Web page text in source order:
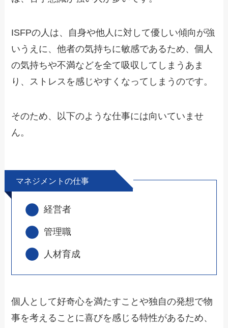
ISFPの人は、自身や他人に対して優しい傾向が強
いうえに、他者の気持ちに敏感であるため、個人
の気持ちや不満などを全て吸収してしまうあま
り、ストレスを感じやすくなってしまうのです。
そのため、以下のような仕事には向いていませ
ん。
マネジメントの仕事
経営者
管理職
人材育成
個人として好奇心を満たすことや独自の発想で物
事を考えることに喜びを感じる特性があるため、